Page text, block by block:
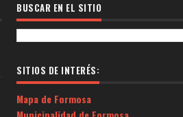
BUSCAR EN EL SITIO
SITIOS DE INTERÉS:
Mapa de Formosa